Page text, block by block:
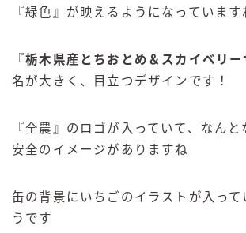
『緑色』が映えるようになっています
『栃木県産とちおとめ＆スカイベリー
名が大きく、目立つデザインです！
『全農』のロゴが入っていて、なん
安全のイメージがありますね
缶の背景にいちごのイラストが入って
うです